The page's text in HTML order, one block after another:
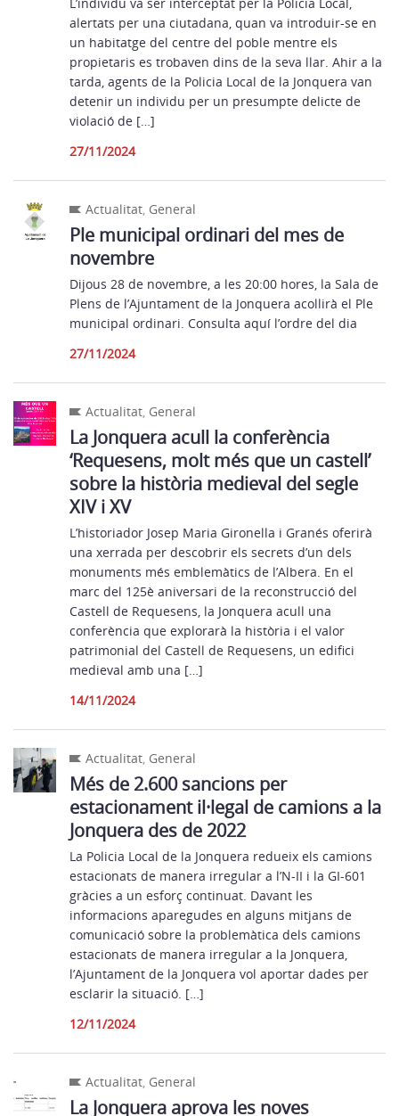
alertats per una ciutadana, quan va introduir-se en
un habitatge del centre del poble mentre els
propietaris es trobaven dins de la seva llar. Ahir a la
tarda, agents de la Policia Local de la Jonquera van
detenir un individu per un presumpte delicte de
violació de […]
27/11/2024
Actualitat, General
Ple municipal ordinari del mes de
novembre
Dijous 28 de novembre, a les 20:00 hores, la Sala de
Plens de l’Ajuntament de la Jonquera acollirà el Ple
municipal ordinari. Consulta aquí l’ordre del dia
27/11/2024
Actualitat, General
La Jonquera acull la conferència
‘Requesens, molt més que un castell’
sobre la història medieval del segle
XIV i XV
L’historiador Josep Maria Gironella i Granés oferirà
una xerrada per descobrir els secrets d’un dels
monuments més emblemàtics de l’Albera. En el
marc del 125è aniversari de la reconstrucció del
Castell de Requesens, la Jonquera acull una
conferència que explorarà la història i el valor
patrimonial del Castell de Requesens, un edifici
medieval amb una […]
14/11/2024
Actualitat, General
Més de 2.600 sancions per
estacionament il·legal de camions a la
Jonquera des de 2022
La Policia Local de la Jonquera redueix els camions
estacionats de manera irregular a l’N-II i la GI-601
gràcies a un esforç continuat. Davant les
informacions aparegudes en alguns mitjans de
comunicació sobre la problemàtica dels camions
estacionats de manera irregular a la Jonquera,
l’Ajuntament de la Jonquera vol aportar dades per
esclarir la situació. […]
12/11/2024
Actualitat, General
La Jonquera aprova les noves